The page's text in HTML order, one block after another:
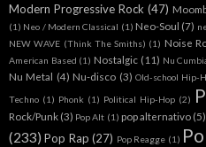
Modern Progressive Rock (47)
(1) Neo / Modern Classical (1) Neo-Soul (7)
NEW WAVE (Think The Smiths) (1) Noise
American Based (1) Nostalgic (11) Nu
Nu Metal (4) Nu-disco (3) Old-school Hip-
Techno (1) Phonk (1) Political Hip-Hop (2)
Rock/Punk (3) Pop Alt (1) pop alternativo (5)
(233) Pop Rap (27) Pop Reagge (1)